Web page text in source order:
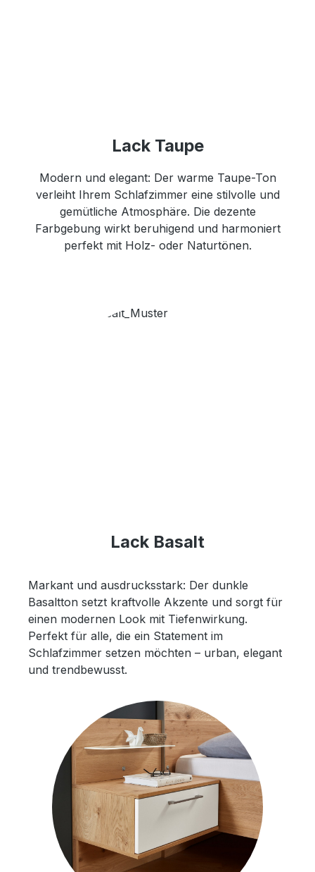
Lack Taupe
Modern und elegant: Der warme Taupe-Ton
verleiht Ihrem Schlafzimmer eine stilvolle und
gemütliche Atmosphäre. Die dezente
Farbgebung wirkt beruhigend und harmoniert
perfekt mit Holz- oder Naturtönen.
Lack Basalt
Markant und ausdrucksstark: Der dunkle
Basaltton setzt kraftvolle Akzente und sorgt für
einen modernen Look mit Tiefenwirkung.
Perfekt für alle, die ein Statement im
Schlafzimmer setzen möchten – urban, elegant
und trendbewusst.